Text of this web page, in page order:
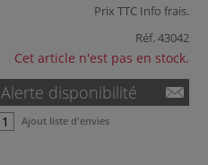
Prix TTC Info frais.
Réf.43042
Cet article n'est pas en stock.
Alerte disponibilité
Ajout liste d'envies